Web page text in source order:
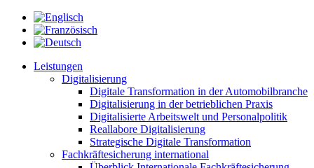
Leistungen
Digitalisierung
Digitale Transformation in der Automobilbranche
Digitalisierung in der betrieblichen Praxis
Digitalisierte Arbeitswelt und Personalpolitik
Reallabore Digitalisierung
Strategische Digitale Transformation
Fachkräftesicherung international